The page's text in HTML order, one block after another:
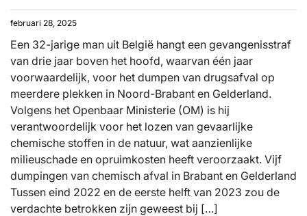
februari 28, 2025
Een 32-jarige man uit België hangt een gevangenisstraf
van drie jaar boven het hoofd, waarvan één jaar
voorwaardelijk, voor het dumpen van drugsafval op
meerdere plekken in Noord-Brabant en Gelderland.
Volgens het Openbaar Ministerie (OM) is hij
verantwoordelijk voor het lozen van gevaarlijke
chemische stoffen in de natuur, wat aanzienlijke
milieuschade en opruimkosten heeft veroorzaakt. Vijf
dumpingen van chemisch afval in Brabant en Gelderland
Tussen eind 2022 en de eerste helft van 2023 zou de
verdachte betrokken zijn geweest bij […]